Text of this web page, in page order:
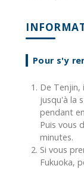
Pour s'y
De Tenjin,
jusqu'à la
pendant
Puis vous
minutes.
Si vous
Fukuoka,